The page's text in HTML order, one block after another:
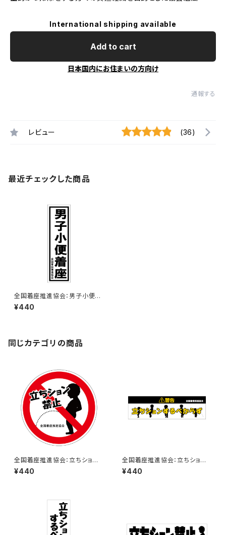
International shipping available
Add to cart
日本国内にお住まいの方向け
通報する
レビュー (36)
最近チェックした商品
全国着座推進協会：男子小便着
座ステッカー 13B
¥440
同じカテゴリの商品
全国着座推進協会：立ちション
禁止ステッカー 7A
¥440
全国着座推進協会：立ちション
するべからずステッカー 1B
¥440